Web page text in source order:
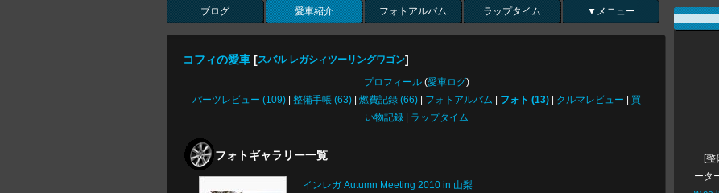
ブログ 愛車紹介 フォトアルバム ラップタイム ▼メニュー
コフィの愛車 [スバル レガシィツーリングワゴン]
プロフィール(愛車ログ)
パーツレビュー (109)| 整備手帳 (63)| 燃費記録 (66)| フォトアルバム フォト (13)| クルマレビュー
買
い物記録| ラップタイム
フォトギャラリー一覧
インレガ Autumn Meeting 2010 in 山梨
「[整
ータ